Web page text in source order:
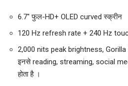
6.7″ फुल-HD+ OLED curved स्क्रीन
120 Hz refresh rate + 240 Hz
2,000 nits peak brightness, Gorilla
इनसे reading, streaming, social
होता है।